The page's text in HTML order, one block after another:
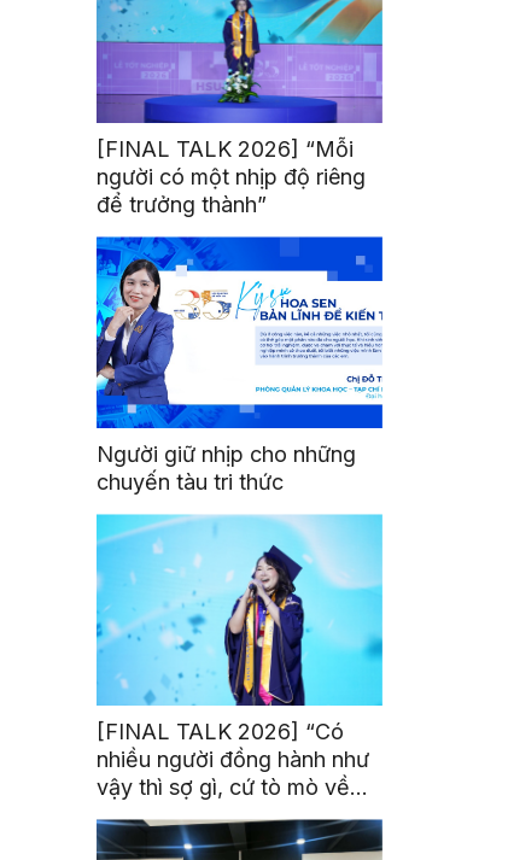
[FINAL TALK 2026] “Mỗi
người có một nhịp độ riêng
để trưởng thành”
Người giữ nhịp cho những
chuyến tàu tri thức
[FINAL TALK 2026] “Có
nhiều người đồng hành như
vậy thì sợ gì, cứ tò mò về
thế giới thôi”